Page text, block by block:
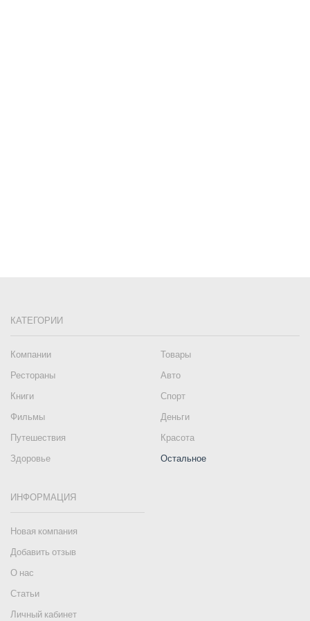
КАТЕГОРИИ
Компании
Товары
Рестораны
Авто
Книги
Спорт
Фильмы
Деньги
Путешествия
Красота
Здоровье
Остальное
ИНФОРМАЦИЯ
Новая компания
Добавить отзыв
О нас
Статьи
Личный кабинет